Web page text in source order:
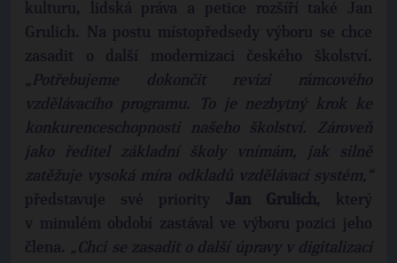
kulturu, lidská práva a petice rozšíří také Jan
Grulich. Na postu místopředsedy výboru se chce
zasadit o další modernizaci českého školství.
„Potřebujeme dokončit revizi rámcového
vzdělávacího programu. To je nezbytný krok ke
konkurenceschopnosti našeho školství. Zároveň
jako ředitel základní školy vnímám, jak silně
zatěžuje vysoká míra odkladů vzdělávací systém,“
představuje své priority Jan Grulich, který
v minulém období zastával ve výboru pozici jeho
člena. „Chci se zasadit o další úpravy v digitalizaci